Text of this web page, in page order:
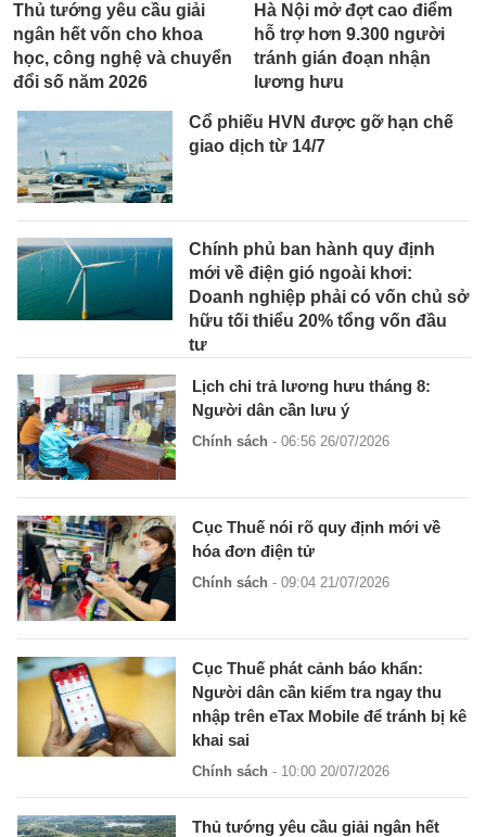
Thủ tướng yêu cầu giải
ngân hết vốn cho khoa
học, công nghệ và chuyển
đổi số năm 2026
Hà Nội mở đợt cao điểm
hỗ trợ hơn 9.300 người
tránh gián đoạn nhận
lương hưu
Cổ phiếu HVN được gỡ hạn chế
giao dịch từ 14/7
Chính phủ ban hành quy định
mới về điện gió ngoài khơi:
Doanh nghiệp phải có vốn chủ sở
hữu tối thiểu 20% tổng vốn đầu
tư
Lịch chi trả lương hưu tháng 8:
Người dân cần lưu ý
Chính sách - 06:56 26/07/2026
Cục Thuế nói rõ quy định mới về
hóa đơn điện tử
Chính sách - 09:04 21/07/2026
Cục Thuế phát cảnh báo khẩn:
Người dân cần kiểm tra ngay thu
nhập trên eTax Mobile để tránh bị kê
khai sai
Chính sách - 10:00 20/07/2026
Thủ tướng yêu cầu giải ngân hết